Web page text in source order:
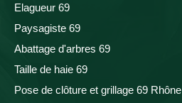
Elagueur 69
Paysagiste 69
Abattage d'arbres 69
Taille de haie 69
Pose de clôture et grillage 69 Rhône